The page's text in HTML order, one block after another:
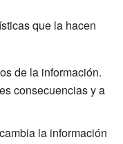
que la hacen
de la información.
consecuencias y a
la información